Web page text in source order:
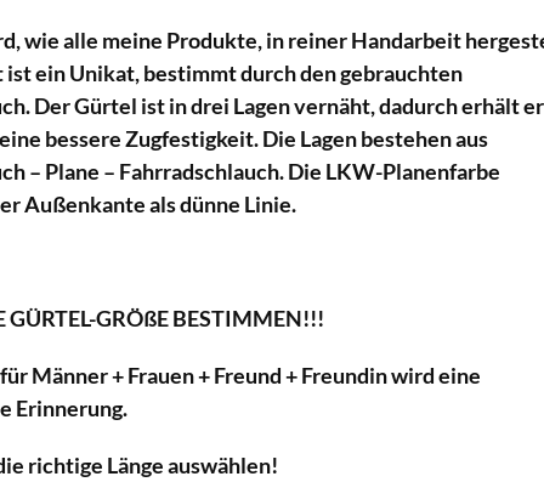
wie alle meine Produkte, in reiner Handarbeit
ist ein Unikat, bestimmt durch den gebrauchten
Der Gürtel ist in drei Lagen vernäht, dadurch erhält er
bessere Zugfestigkeit. Die Lagen bestehen aus
– Plane – Fahrradschlauch. Die LKW-Planenfarbe
Außenkante als dünne Linie.
GÜRTEL-GRÖßE BESTIMMEN!!!
Männer + Frauen + Freund + Freundin wird eine
Erinnerung.
richtige Länge auswählen!